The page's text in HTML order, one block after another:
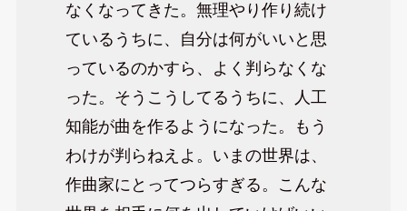
なくなってきた。無理やり作り続け
ているうちに、自分は何がいいと思
っているのかすら、よく判らなくな
った。そうこうしてるうちに、人工
知能が曲を作るようになった。もう
わけが判らねえよ。いまの世界は、
作曲家にとってつらすぎる。こんな